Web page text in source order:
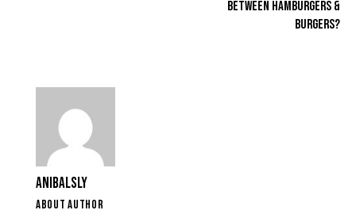
BETWEEN HAMBURGERS &
BURGERS?
ANIBALSLY
ABOUT AUTHOR